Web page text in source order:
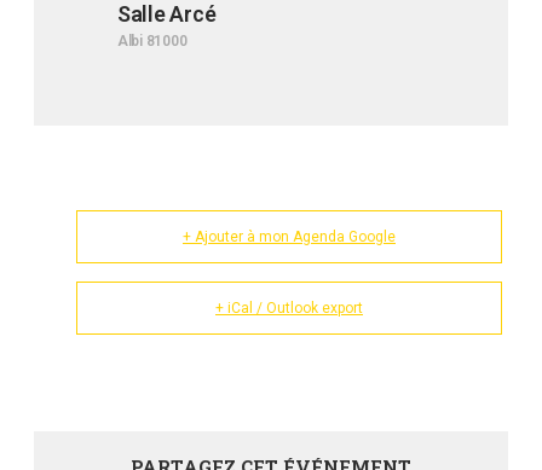
Salle Arcé
Albi 81000
+ Ajouter à mon Agenda Google
+ iCal / Outlook export